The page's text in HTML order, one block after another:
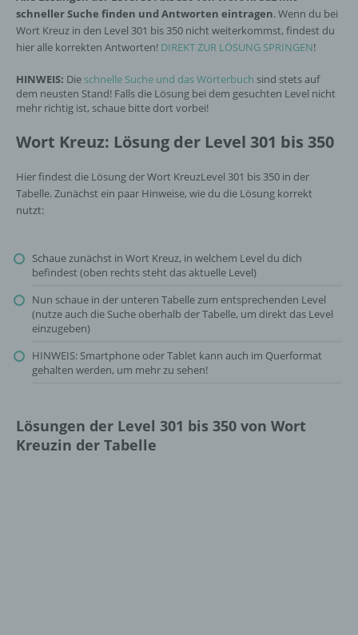
schneller Suche finden und Antworten eintragen. Wenn du bei
Wort Kreuz in den Level 301 bis 350 nicht weiterkommst, findest du
hier alle korrekten Antworten! DIREKT ZUR LÖSUNG SPRINGEN!
HINWEIS: Die schnelle Suche und das Wörterbuch sind stets auf
dem neusten Stand! Falls die Lösung bei dem gesuchten Level nicht
mehr richtig ist, schaue bitte dort vorbei!
Wort Kreuz: Lösung der Level 301 bis 350
Hier findest die Lösung der Wort KreuzLevel 301 bis 350 in der
Tabelle. Zunächst ein paar Hinweise, wie du die Lösung korrekt
nutzt:
Schaue zunächst in Wort Kreuz, in welchem Level du dich
befindest (oben rechts steht das aktuelle Level)
Nun schaue in der unteren Tabelle zum entsprechenden Level
(nutze auch die Suche oberhalb der Tabelle, um direkt das Level
einzugeben)
HINWEIS: Smartphone oder Tablet kann auch im Querformat
gehalten werden, um mehr zu sehen!
Lösungen der Level 301 bis 350 von Wort
Kreuzin der Tabelle